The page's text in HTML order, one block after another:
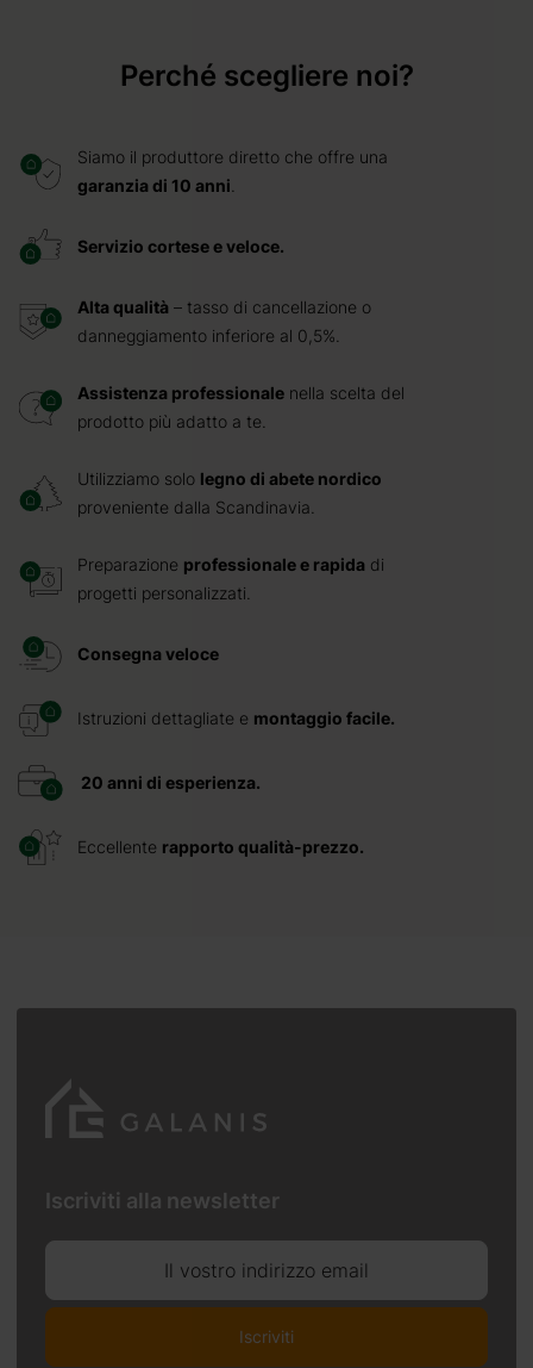
Perché scegliere noi?
Siamo il produttore diretto che offre una
garanzia di 10 anni
Servizio cortese e veloce.
Alta qualità – tasso di cancellazione o
danneggiamento inferiore al 0,5%.
Assistenza professionale nella scelta del
prodotto più adatto a te.
Utilizziamo solo legno di abete nordico
proveniente dalla Scandinavia.
Preparazione professionale e rapida di
progetti personalizzati.
Consegna veloce
Istruzioni dettagliate e montaggio facile.
20 anni di esperienza.
Eccellente rapporto qualità-prezzo.
Iscriviti alla newsletter
Il vostro indirizzo email
Iscriviti